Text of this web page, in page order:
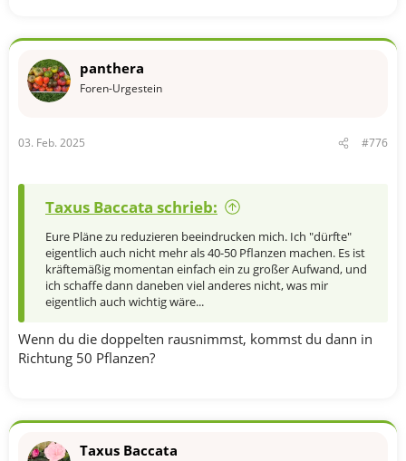
panthera
Foren-Urgestein
03. Feb. 2025 #776
Taxus Baccata schrieb:
Eure Pläne zu reduzieren beeindrucken mich. Ich "dürfte"
eigentlich auch nicht mehr als 40-50 Pflanzen machen. Es ist
kräftemäßig momentan einfach ein zu großer Aufwand, und
ich schaffe dann daneben viel anderes nicht, was mir
eigentlich auch wichtig wäre...
Wenn du die doppelten rausnimmst, kommst du dann in
Richtung 50 Pflanzen?
Taxus Baccata